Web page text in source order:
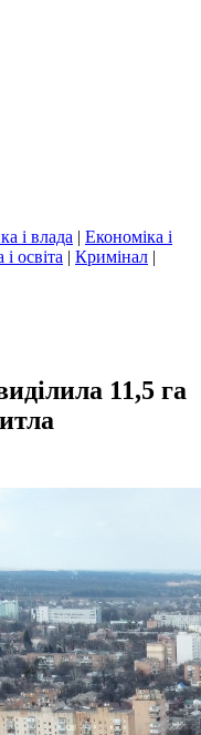
і влада | Економіка і
освіта | Кримінал |
11,5 га